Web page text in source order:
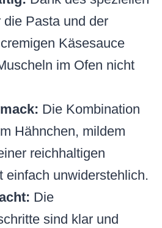
Pasta und der
Käsesauce
im Ofen nicht
Die Kombination
Hähnchen, mildem
reichhaltigen
einfach unwiderstehlich.
Die
sind klar und